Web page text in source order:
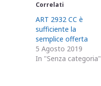
Correlati
ART 2932 CC è
sufficiente la
semplice offerta
5 Agosto 2019
In "Senza categoria"